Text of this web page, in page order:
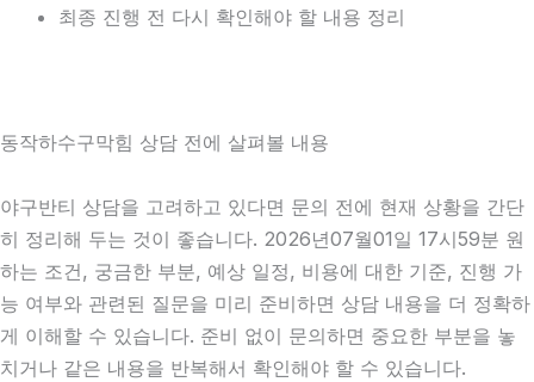
최종 진행 전 다시 확인해야 할 내용 정리
동작하수구막힘 상담 전에 살펴볼 내용
야구반티 상담을 고려하고 있다면 문의 전에 현재 상황을 간단
히 정리해 두는 것이 좋습니다. 2026년07월01일 17시59분 원
하는 조건, 궁금한 부분, 예상 일정, 비용에 대한 기준, 진행 가
능 여부와 관련된 질문을 미리 준비하면 상담 내용을 더 정확하
게 이해할 수 있습니다. 준비 없이 문의하면 중요한 부분을 놓
치거나 같은 내용을 반복해서 확인해야 할 수 있습니다.